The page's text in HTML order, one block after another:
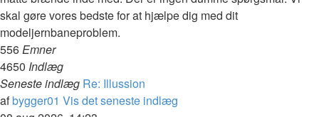
skal gøre vores bedste for at hjælpe dig med dit
modeljernbaneproblem.
556Emner
4650 Indlæg
Seneste indlæg Re: Illussion
afbygger01 Vis det seneste indlæg